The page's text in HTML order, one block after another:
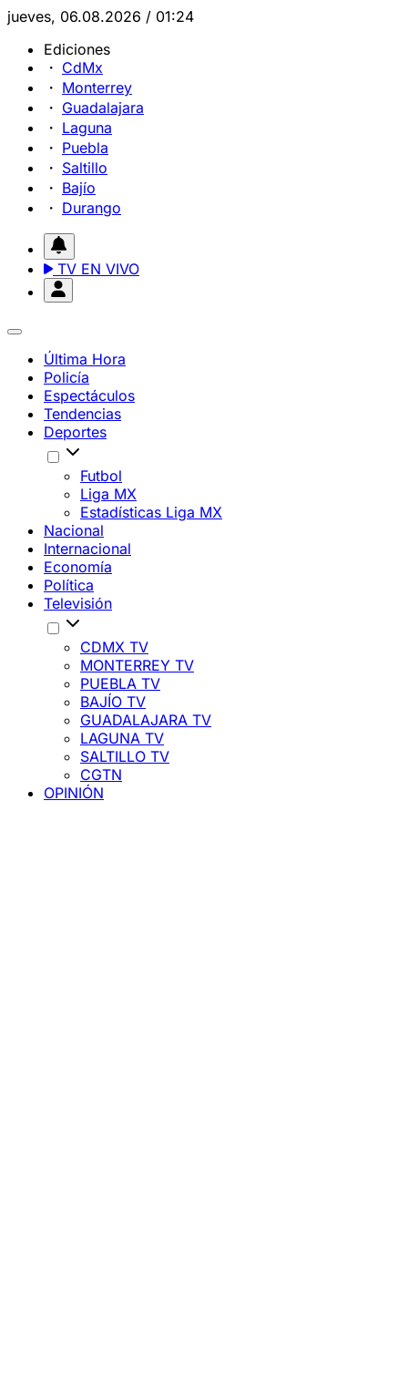
jueves, 06.08.2026 / 01:24
Ediciones
CdMx
Monterrey
Guadalajara
Laguna
Puebla
Saltillo
Bajío
Durango
TV EN VIVO
Última Hora
Policía
Espectáculos
Tendencias
Deportes
Futbol
Liga MX
Estadísticas Liga MX
Nacional
Internacional
Economía
Política
Televisión
CDMX TV
MONTERREY TV
PUEBLA TV
BAJÍO TV
GUADALAJARA TV
LAGUNA TV
SALTILLO TV
CGTN
OPINIÓN